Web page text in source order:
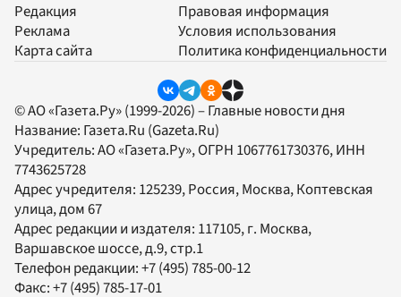
Редакция
Реклама
Карта сайта
Правовая информация
Условия использования
Политика конфиденциальности
© АО «Газета.Ру» (1999-2026) – Главные новости дня
Название: Газета.Ru (Gazeta.Ru)
Учредитель:АО «Газета.Ру», ОГРН 1067761730376, ИНН
7743625728
Адрес учредителя: 125239, Россия, Москва, Коптевская
улица, дом 67
Адрес редакции и издателя: 117105, г. Москва,
Варшавское шоссе, д.9, стр.1
Телефон редакции:+7 (495) 785-00-12
Факс:+7 (495) 785-17-01